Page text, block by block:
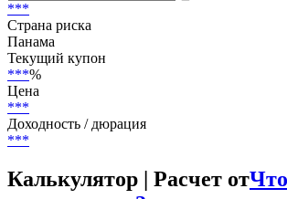
***
Страна риска
Панама
Текущий купон
***%
Цена
***
Доходность / дюрация
***
Калькулятор | Расчет от